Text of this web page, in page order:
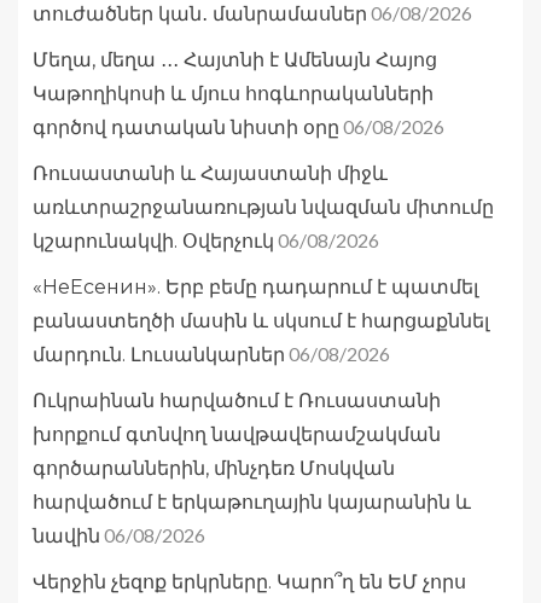
տուժածներ կան․ մանրամասներ 06/08/2026
Մեղա, մեղա ․․․ Հայտնի է Ամենայն Հայոց
Կաթողիկոսի և մյուս հոգևորականների
գործով դատական նիստի օրը 06/08/2026
Ռուսաստանի և Հայաստանի միջև
առևտրաշրջանառության նվազման միտումը
կշարունակվի. Օվերչուկ 06/08/2026
«НеЕсенин». Երբ բեմը դադարում է պատմել
բանաստեղծի մասին և սկսում է հարցաքննել
մարդուն. Լուսանկարներ 06/08/2026
Ուկրաինան հարվածում է Ռուսաստանի
խորքում գտնվող նավթավերամշակման
գործարաններին, մինչդեռ Մոսկվան
հարվածում է երկաթուղային կայարանին և
նավին 06/08/2026
Վերջին չեզոք երկրները. Կարո՞ղ են ԵՄ չորս